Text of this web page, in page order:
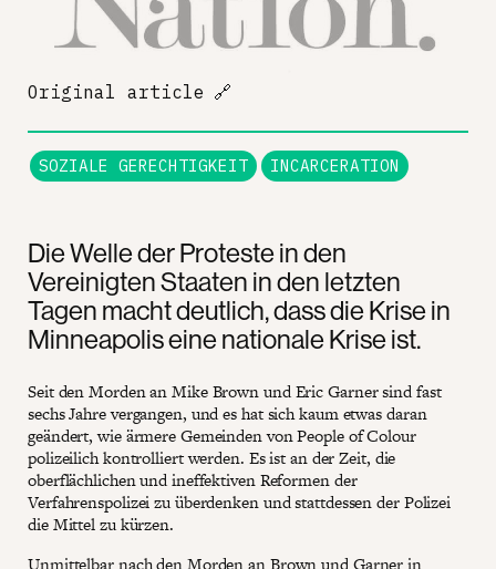
Die Welle der Proteste in den
Vereinigten Staaten in den letzten
Tagen macht deutlich, dass die Krise in
Minneapolis eine nationale Krise ist.
Seit den Morden an Mike Brown und Eric Garner sind fast
sechs Jahre vergangen, und es hat sich kaum etwas daran
geändert, wie ärmere Gemeinden von People of Colour
polizeilich kontrolliert werden. Es ist an der Zeit, die
oberflächlichen und ineffektiven Reformen der
Verfahrenspolizei zu überdenken und stattdessen der Polizei
die Mittel zu kürzen.
Unmittelbar nach den Morden an Brown und Garner in
Original article 🔗
SOZIALE GERECHTIGKEIT INCARCERATION